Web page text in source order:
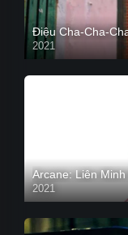
Điệu Cha-Cha-
2021
Arcane: Liên
2021